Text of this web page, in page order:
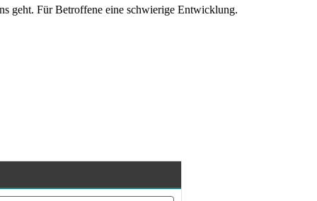
geht. Für Betroffene eine schwierige Entwicklung.